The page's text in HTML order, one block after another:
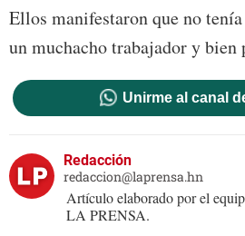
Ellos manifestaron que no
un muchacho trabajador y bien
Unirme al canal
Redacción
redaccion@laprensa.hn
Artículo elaborado por el
LA PRENSA.